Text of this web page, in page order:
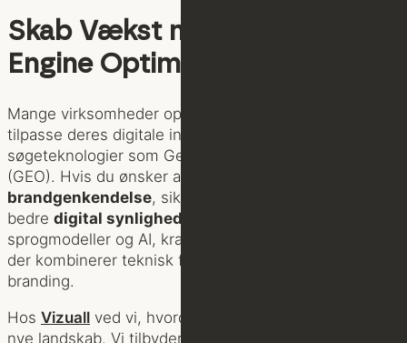
Skab Vækst med Generative
Engine Optimization og Vizuall
Mange virksomheder oplever udfordringer med at
tilpasse deres digitale indhold til de nye AI-drevne
søgeteknologier som Generative Engine Optimization
(GEO). Hvis du ønsker at styrke din
brandgenkendelse, sikre høj
bedre digital synlighed
sprogmodeller og AI, kræver det en strategisk tilgang,
der kombinerer teknisk forståelse med stærk digital
branding.
Hos Vizuall ved vi, hvordan du kan navigere i dette
nye landskab. Vi tilbyder skræddersyede løsninger